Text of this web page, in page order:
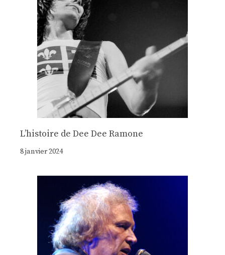
Lʼhistoire de Dee Dee Ramone
8 janvier 2024